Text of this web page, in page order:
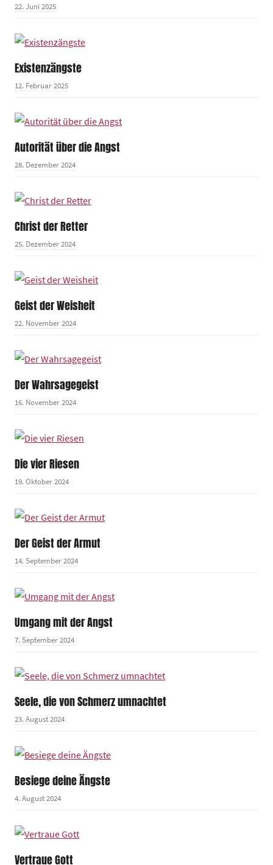
22. Juni 2025
Existenzängste
12. Februar 2025
Autorität über die Angst
28. Dezember 2024
Christ der Retter
25. Dezember 2024
Geist der Weisheit
22. November 2024
Der Wahrsagegeist
16. November 2024
Die vier Riesen
19. Oktober 2024
Der Geist der Armut
14. September 2024
Umgang mit der Angst
7. September 2024
Seele, die von Schmerz umnachtet
23. August 2024
Besiege deine Ängste
4. August 2024
Vertraue Gott